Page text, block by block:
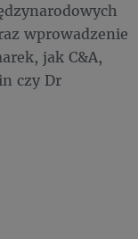
wprowadzenie
jak C&A,
czy Dr